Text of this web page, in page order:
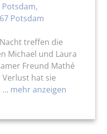
Potsdam
treffen die
Michael und Laura
Freund Mathé
hat sie
mehr anzeigen